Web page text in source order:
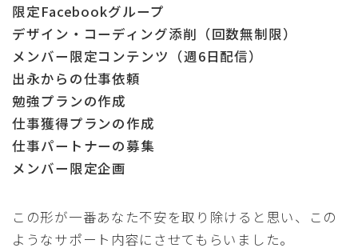
限定Facebookグループ
デザイン・コーディング添削（回数無制限）
メンバー限定コンテンツ（週6日配信）
出永からの仕事依頼
勉強プランの作成
仕事獲得プランの作成
仕事パートナーの募集
メンバー限定企画
この形が一番あなた不安を取り除けると思い、この
ようなサポート内容にさせてもらいました。